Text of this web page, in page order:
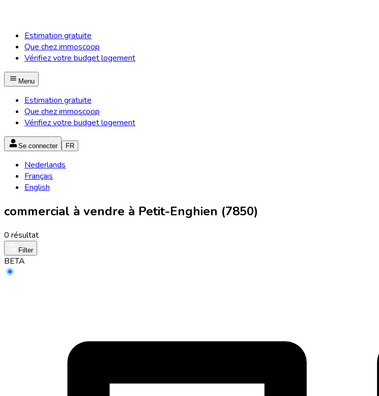
Estimation gratuite
Que chez immoscoop
Vérifiez votre budget logement
Menu
Estimation gratuite
Que chez immoscoop
Vérifiez votre budget logement
Se connecter FR
Nederlands
Français
English
commercial à vendre à Petit-Enghien (7850)
0 résultat
Filter
BETA